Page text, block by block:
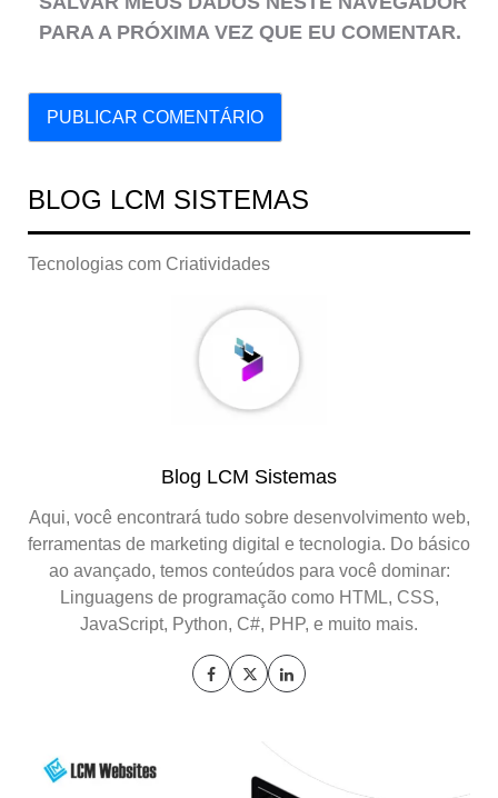
PARA A PRÓXIMA VEZ QUE EU COMENTAR.
BLOG LCM SISTEMAS
Tecnologias com Criatividades
Blog LCM Sistemas
Aqui, você encontrará tudo sobre desenvolvimento web,
ferramentas de marketing digital e tecnologia. Do básico
ao avançado, temos conteúdos para você dominar:
Linguagens de programação como HTML, CSS,
JavaScript, Python, C#, PHP, e muito mais.